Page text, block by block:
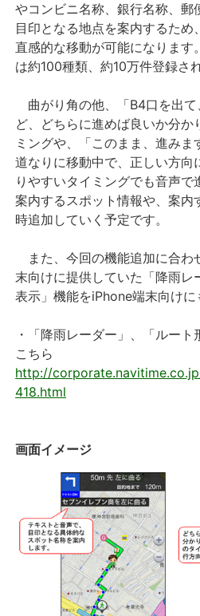
やコンビニ名称、銀行名称、郵
目印となる地点を案内するため
直感的な移動が可能になります
は約100種類、約10万件登録さ
曲がり角の他、「B4口を出
ど、どちらに進めば良いか分か
ミングや、「このまま、進み
道なりに移動中で、正しい方向
りやすいタイミングでも音声で
案内するスポット情報や、案内
時追加していく予定です。
また、今回の機能追加に合わ
末向けに提供していた「降雨レ
表示」機能をiPhone端末向けに
・「降雨レーダー」、「ルー
こちら
http://
418.html
画面イメージ